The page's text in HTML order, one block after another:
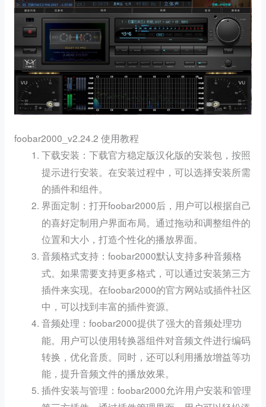
foobar2000_v2.24.2 使用教程
下载安装 ：下载官方稳定版汉化版的安装包，按照
提示进行安装。在安装过程中，可以选择安装所需
的插件和组件。
界面定制 ：打开foobar2000后，用户可以根据自己
的喜好定制用户界面布局。通过拖动和调整组件的
位置和大小，打造个性化的播放界面。
音频格式支持 ：foobar2000默认支持多种音频格
式。如果需要支持更多格式，可以通过安装第三方
插件来实现。在foobar2000的官方网站或插件社区
中，可以找到丰富的插件资源。
音频处理 ：foobar2000提供了强大的音频处理功
能。用户可以使用转换器组件对音频文件进行编码
转换，优化音质。同时，还可以利用播放增益等功
能，提升音频文件的播放效果。
插件安装与管理 ：foobar2000允许用户安装和管理